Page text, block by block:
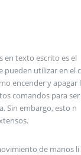
en texto escrito es el
pueden utilizar en el c
encender y apagar l
comandos para ser
Sin embargo, esto n
de manos li